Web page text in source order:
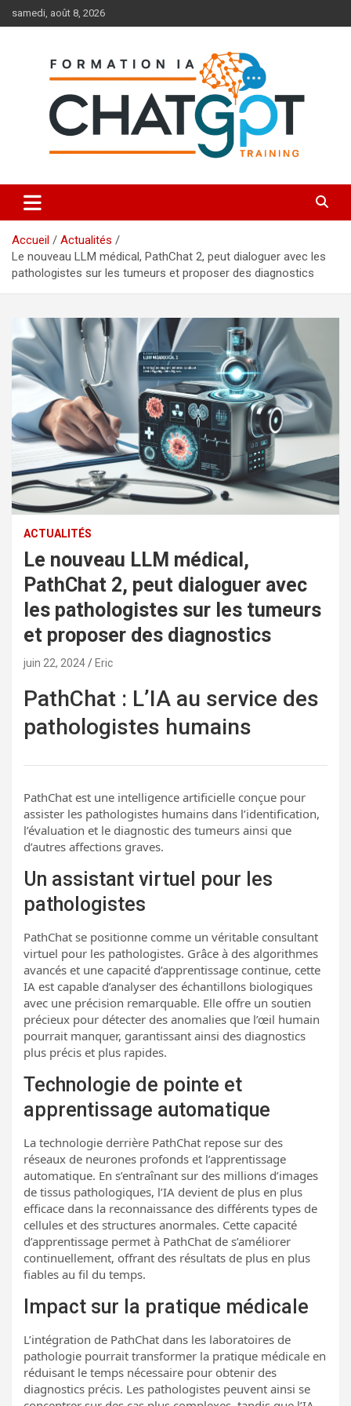
au
samedi, août 8, 2026
Formation IA ChatGPT
Accueil
Actualités
Le nouveau LLM médical, PathChat 2, peut dialoguer avec les
pathologistes sur les tumeurs et proposer des diagnostics
ACTUALITÉS
Le nouveau LLM médical,
PathChat 2, peut dialoguer avec
les pathologistes sur les tumeurs
et proposer des diagnostics
juin 22, 2024 Eric
PathChat : L’IA au service des
pathologistes humains
PathChat est une intelligence artificielle conçue pour
assister les pathologistes humains dans l’identification,
l’évaluation et le diagnostic des tumeurs ainsi que
d’autres affections graves.
Un assistant virtuel pour les
pathologistes
PathChat se positionne comme un véritable consultant
virtuel pour les pathologistes. Grâce à des algorithmes
avancés et une capacité d’apprentissage continue, cette
IA est capable d’analyser des échantillons biologiques
avec une précision remarquable. Elle offre un soutien
précieux pour détecter des anomalies que l’œil humain
pourrait manquer, garantissant ainsi des diagnostics
plus précis et plus rapides.
Technologie de pointe et
apprentissage automatique
La technologie derrière PathChat repose sur des
réseaux de neurones profonds et l’apprentissage
automatique. En s’entraînant sur des millions d’images
de tissus pathologiques, l’IA devient de plus en plus
efficace dans la reconnaissance des différents types de
cellules et des structures anormales. Cette capacité
d’apprentissage permet à PathChat de s’améliorer
continuellement, offrant des résultats de plus en plus
fiables au fil du temps.
Impact sur la pratique médicale
L’intégration de PathChat dans les laboratoires de
pathologie pourrait transformer la pratique médicale en
réduisant le temps nécessaire pour obtenir des
diagnostics précis. Les pathologistes peuvent ainsi se